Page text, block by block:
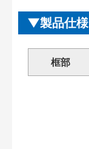
製品仕様
框部